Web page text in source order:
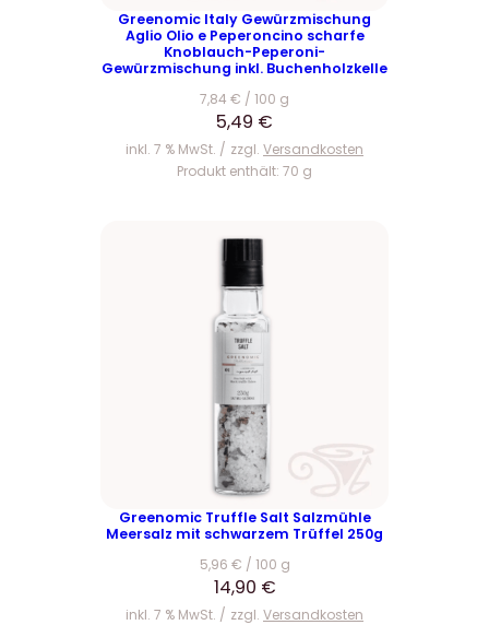
Greenomic Italy Gewürzmischung
Aglio Olio e Peperoncino scharfe
Knoblauch-Peperoni-
Gewürzmischung inkl. Buchenholzkelle
7,84 € / 100 g
5,49 €
inkl. 7 % MwSt. zzgl. Versandkosten
Produkt enthält: 70 g
Greenomic Truffle Salt Salzmühle
Meersalz mit schwarzem Trüffel 250g
5,96 € / 100 g
14,90 €
inkl. 7 % MwSt. zzgl. Versandkosten